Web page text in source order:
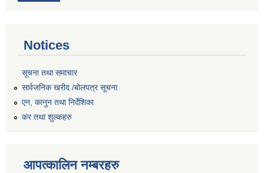
Notices
सूचना तथा समाचार
सार्वजनिक खरीद /बोलपत्र सूचना
एन, कानुन तथा निर्देशिका
कर तथा शुल्कहरु
आपत्कालिन नम्बरहरु